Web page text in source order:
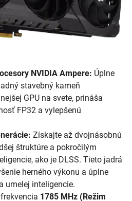
NVIDIA Ampere: Úplne
stavebný kameň
GPU na svete, prináša
FP32 a vylepšenú
Získajte až dvojnásobnú
štruktúre a pokročilým
ako je DLSS. Tieto jadrá
herného výkonu a úplne
umelej inteligencie.
1785 MHz (Režim